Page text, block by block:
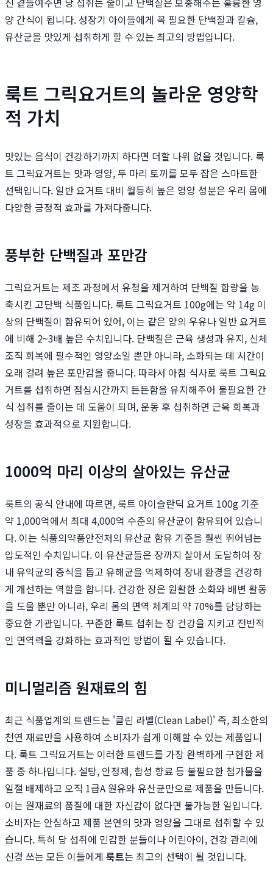
양 간식이 됩니다. 성장기 아이들에게 꼭 필요한 단백질과 칼슘,
유산균을 맛있게 섭취하게 할 수 있는 최고의 방법입니다.
룩트 그릭요거트의 놀라운 영양학
적 가치
맛있는 음식이 건강하기까지 하다면 더할 나위 없을 것입니다. 룩
트 그릭요거트는 맛과 영양, 두 마리 토끼를 모두 잡은 스마트한
선택입니다. 일반 요거트 대비 월등히 높은 영양 성분은 우리 몸에
다양한 긍정적 효과를 가져다줍니다.
풍부한 단백질과 포만감
그릭요거트는 제조 과정에서 유청을 제거하여 단백질 함량을 농
축시킨 고단백 식품입니다. 룩트 그릭요거트 100g에는 약 14g 이
상의 단백질이 함유되어 있어, 이는 같은 양의 우유나 일반 요거트
에 비해 2~3배 높은 수치입니다. 단백질은 근육 생성과 유지, 신체
조직 회복에 필수적인 영양소일 뿐만 아니라, 소화되는 데 시간이
오래 걸려 높은 포만감을 줍니다. 따라서 아침 식사로 룩트 그릭요
거트를 섭취하면 점심시간까지 든든함을 유지해주어 불필요한 간
식 섭취를 줄이는 데 도움이 되며, 운동 후 섭취하면 근육 회복과
성장을 효과적으로 지원합니다.
1000억 마리 이상의 살아있는 유산균
룩트의 공식 안내에 따르면, 룩트 아이슬란딕 요거트 100g 기준
약 1,000억에서 최대 4,000억 수준의 유산균이 함유되어 있습니
다. 이는 식품의약품안전처의 유산균 함유 기준을 훨씬 뛰어넘는
압도적인 수치입니다. 이 유산균들은 장까지 살아서 도달하여 장
내 유익균의 증식을 돕고 유해균을 억제하여 장내 환경을 건강하
게 개선하는 역할을 합니다. 건강한 장은 원활한 소화와 배변 활동
을 도울 뿐만 아니라, 우리 몸의 면역 체계의 약 70%를 담당하는
중요한 기관입니다. 꾸준한 룩트 섭취는 장 건강을 지키고 전반적
인 면역력을 강화하는 효과적인 방법이 될 수 있습니다.
미니멀리즘 원재료의 힘
최근 식품업계의 트렌드는 '클린 라벨(Clean Label)' 즉, 최소한의
천연 재료만을 사용하여 소비자가 쉽게 이해할 수 있는 제품입니
다. 룩트 그릭요거트는 이러한 트렌드를 가장 완벽하게 구현한 제
품 중 하나입니다. 설탕, 안정제, 합성 향료 등 불필요한 첨가물을
일절 배제하고 오직 1급A 원유와 유산균만으로 제품을 만듭니다.
이는 원재료의 품질에 대한 자신감이 없다면 불가능한 일입니다.
소비자는 안심하고 제품 본연의 맛과 영양을 그대로 섭취할 수 있
습니다. 특히 당 섭취에 민감한 분들이나 어린아이, 건강 관리에
신경 쓰는 모든 이들에게 룩트는 최고의 선택이 될 것입니다.